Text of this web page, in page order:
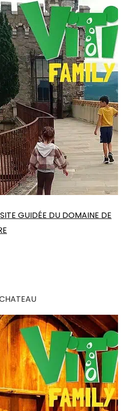
GUIDÉE DU DOMAINE DE